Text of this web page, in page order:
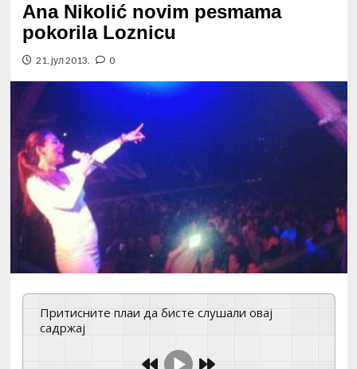
Ana Nikolić novim pesmama
pokorila Loznicu
21. јул 2013. 0
Притисните плаи да бисте слушали овај
садржај